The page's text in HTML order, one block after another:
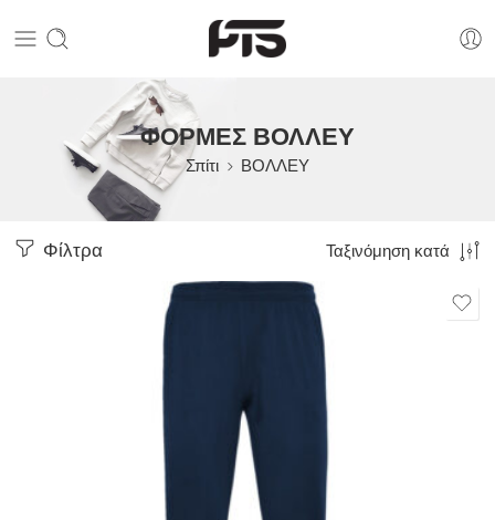
ΦΟΡΜΕΣ ΒΟΛΛΕΥ
Σπίτι ΒΟΛΛΕΥ
Φίλτρα Ταξινόμηση κατά